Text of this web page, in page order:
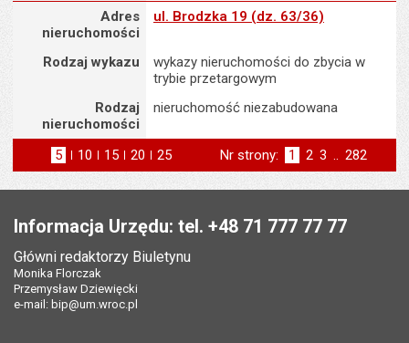
Adres nieruchomości
Adres
nieruchomości
ul. Brodzka 19 (dz. 63/36)
Rodzaj wykazu
wykazy nieruchomości do zbycia w
trybie przetargowym
Rodzaj
nieruchomości
nieruchomość niezabudowana
5 elementów na stronie
10 elementów
na stronie
15 elementów
na stronie
20 elementów
na stronie
25 elementów
na stronie
Nr strony: Strona
1 Strona
2 Strona
3 .. Strona
282
Informacja Urzędu: tel. +48 71 777 77 77
Główni redaktorzy Biuletynu
Monika Florczak
Przemysław Dziewięcki
e-mail: bip@um.wroc.pl